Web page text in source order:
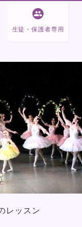
生徒・保護者専用
レッスン